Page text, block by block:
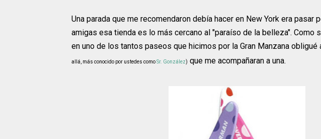
Una parada que me recomendaron debía hacer en New York era pasar
amigas esa tienda es lo más cercano al "paraíso de la belleza". Como
en uno de los tantos paseos que hicimos por la Gran Manzana obligué
allá, más conocido por ustedes comoSr. González) que me acompañaran a una.